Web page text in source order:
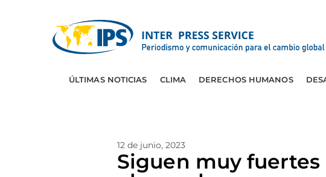
ÚLTIMAS NOTICIAS CLIMA DERECHOS HUMANOS
12 de junio, 2023
Siguen muy